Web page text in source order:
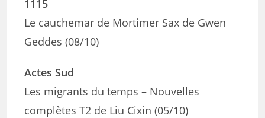
1115
Le cauchemar de Mortimer Sax de Gwen
Geddes (08/10)
Actes Sud
Les migrants du temps – Nouvelles
complètes T2 de Liu Cixin (05/10)